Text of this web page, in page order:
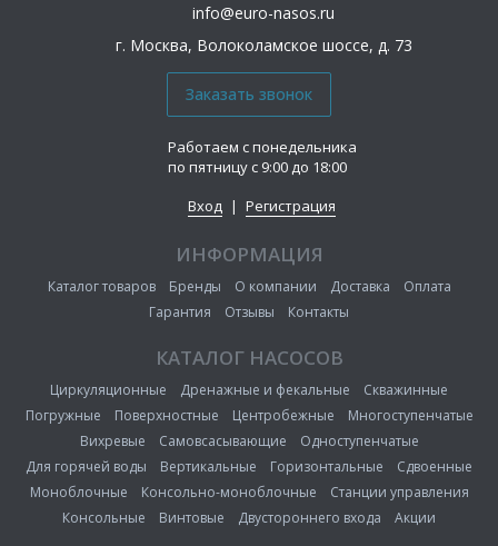
info@euro-nasos.ru
г. Москва, Волоколамское шоссе, д. 73
Работаем с понедельника
по пятницу с 9:00 до 18:00
Вход | Регистрация
ИНФОРМАЦИЯ
Каталог товаров Бренды О компании Доставка
Оплата
Гарантия
Отзывы Контакты
КАТАЛОГ НАСОСОВ
Циркуляционные Дренажные и фекальные
Скважинные
Погружные
Поверхностные Центробежные
Многоступенчатые
Вихревые
Самовсасывающие
Одноступенчатые
Для горячей воды
Вертикальные Горизонтальные
Сдвоенные
Моноблочные
Консольно-моноблочные
Станции управления
Консольные
Винтовые Двустороннего входа Акции